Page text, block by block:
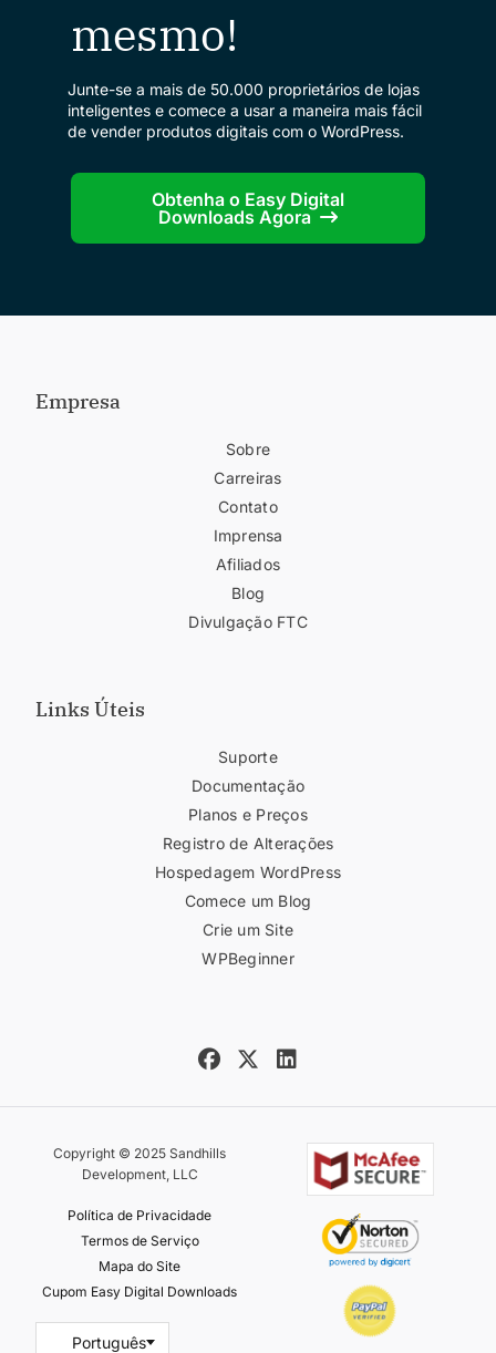
mesmo!
Junte-se a mais de 50.000 proprietários de lojas
inteligentes e comece a usar a maneira mais fácil
de vender produtos digitais com o WordPress.
Obtenha o Easy Digital
Downloads Agora
Empresa
Sobre
Carreiras
Contato
Imprensa
Afiliados
Blog
Divulgação FTC
Links Úteis
Suporte
Documentação
Planos e Preços
Registro de Alterações
Hospedagem WordPress
Comece um Blog
Crie um Site
WPBeginner
Copyright © 2025 Sandhills
Development, LLC
Política de Privacidade
Termos de Serviço
Mapa do Site
Cupom Easy Digital Downloads